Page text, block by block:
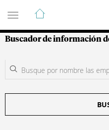
Guía de Empresas
Buscador de información